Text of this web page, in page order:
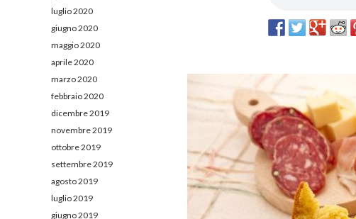
luglio 2020
giugno 2020
maggio 2020
aprile 2020
marzo 2020
febbraio 2020
dicembre 2019
novembre 2019
ottobre 2019
settembre 2019
agosto 2019
luglio 2019
giugno 2019